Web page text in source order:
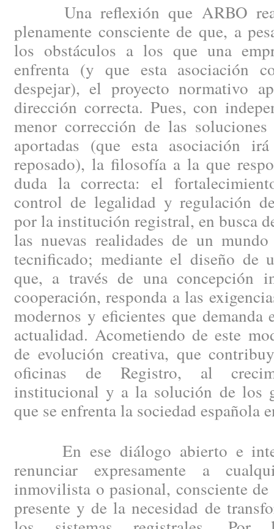
Una reflexión que ARBO
plenamente consciente de que, a
los obstáculos a los que una
enfrenta (y que esta asociación
despejar), el proyecto normativo
dirección correcta. Pues, con
menor corrección de las
aportadas (que esta asociación
reposado), la filosofía a la que
duda la correcta: el
control de legalidad y regulación
por la institución registral, en busca
las nuevas realidades de un
tecnificado; mediante el diseño de
que, a través de una concepción
cooperación, responda a las
modernos y eficientes que
actualidad. Acometiendo de este
de evolución creativa, que
oficinas de Registro, al
institucional y a la solución de los
que se enfrenta la sociedad española
En ese diálogo abierto e
renunciar expresamente a
inmovilista o pasional, consciente
presente y de la necesidad de